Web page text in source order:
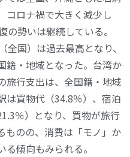
コロナ禍で大きく減少し
の勢いは継続している。
国）は過去最高となり、
籍・地域となった。台湾か
旅行支出は、全国籍・地域
は買物代（34.8％）、宿泊
％）となり、買物が旅行
ものの、消費は「モノ」か
傾向もみられる。